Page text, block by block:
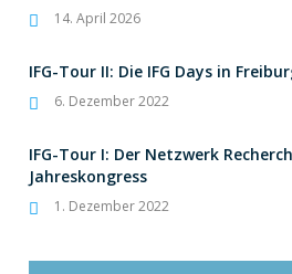
14. April 2026
IFG-Tour II: Die IFG Days in
6. Dezember 2022
IFG-Tour I: Der Netzwerk
Jahreskongress
1. Dezember 2022